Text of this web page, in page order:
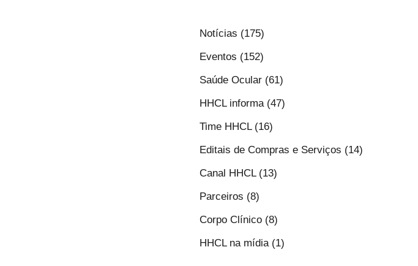
Notícias (175)
Eventos (152)
Saúde Ocular (61)
HHCL informa (47)
Time HHCL (16)
Editais de Compras e Serviços (14)
Canal HHCL (13)
Parceiros (8)
Corpo Clínico (8)
HHCL na mídia (1)